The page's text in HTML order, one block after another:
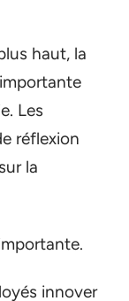
haut, la
Les
réflexion
la
innover